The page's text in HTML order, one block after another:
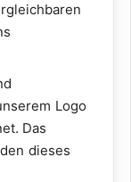
Logo
Das
dieses